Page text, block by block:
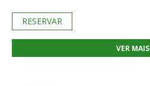
RESERVAR
VER MAIS